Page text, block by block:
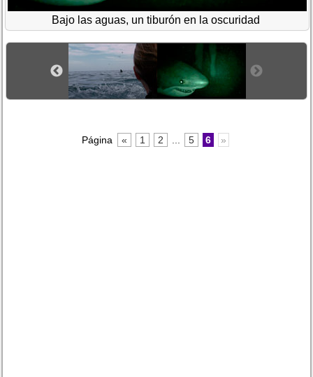
Bajo las aguas, un tiburón en la oscuridad
Página « 1 2 5 6 »